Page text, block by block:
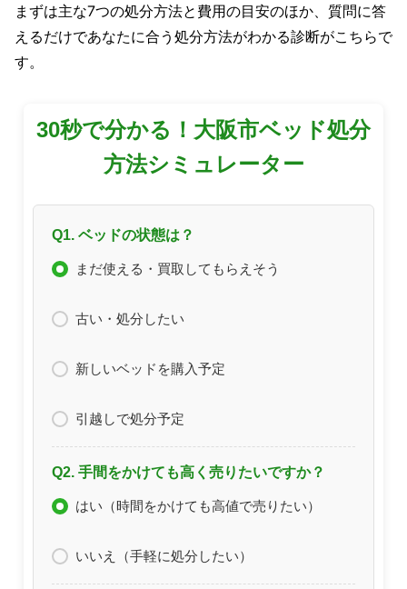
まずは主な7つの処分方法と費用の目安のほか、質問に答
えるだけであなたに合う処分方法がわかる診断がこちらで
す。
30秒で分かる！大阪市ベッド処分
方法シミュレーター
Q1. ベッドの状態は？
まだ使える・買取してもらえそう
古い・処分したい
新しいベッドを購入予定
引越しで処分予定
Q2. 手間をかけても高く売りたいですか？
はい（時間をかけても高値で売りたい）
いいえ（手軽に処分したい）